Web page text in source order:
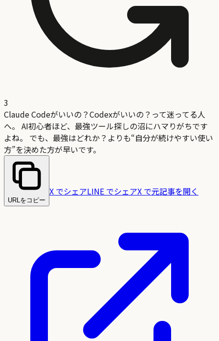
3
Claude Codeがいいの？Codexがいいの？って迷ってる人
へ。 AI初心者ほど、最強ツール探しの沼にハマりがちです
よね。 でも、最強はどれか？よりも“自分が続けやすい使い
方”を決めた方が早いです。
URLをコピー
X でシェアLINE でシェアX で元記事を開く